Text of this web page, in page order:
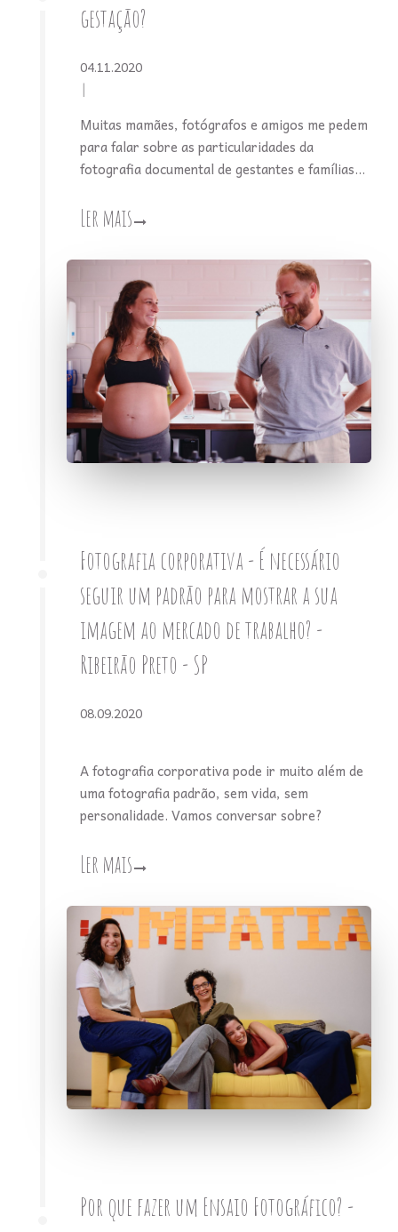
gestação?
04.11.2020
Muitas mamães, fotógrafos e amigos me pedem
para falar sobre as particularidades da
fotografia documental de gestantes e famílias...
Ler mais
Fotografia corporativa - É necessário
seguir um padrão para mostrar a sua
imagem ao mercado de trabalho? -
Ribeirão Preto - SP
08.09.2020
A fotografia corporativa pode ir muito além de
uma fotografia padrão, sem vida, sem
personalidade. Vamos conversar sobre?
Ler mais
Por que fazer um Ensaio Fotográfico? -